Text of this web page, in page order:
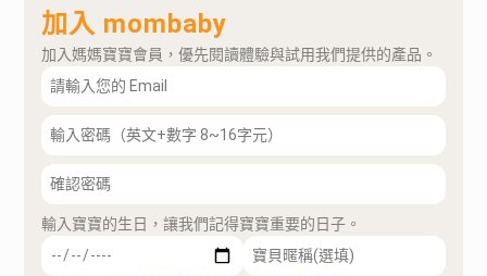
加入 mombaby
加入媽媽寶寶會員，優先閱讀體驗與試用我們提供的產品。
輸入寶寶的生日，讓我們記得寶寶重要的日子。